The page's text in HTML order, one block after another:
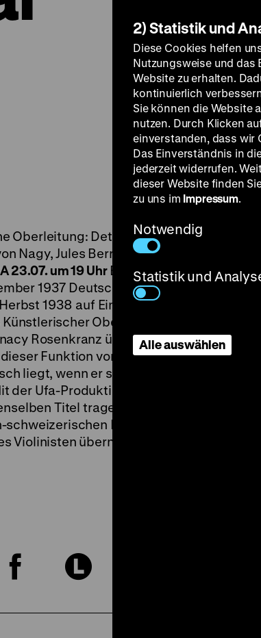
Oberleitung: Detlef Sierck, B:
Nagy, Jules Berry, George
23.07. um 19 UhrEine Rarität aus
1937 Deutschland verlässt,
1938 auf Einladung des
Oberleiter (aber
Rosenkranz über keinerlei
Funktion von sich reden
liegt, wenn er sich erinnert,
der Ufa-Produktion Schlußakkord
Titel tragen, sondern auch
Produktion
Violinisten übernimmt George
Zu
Zu
2) Statistik und
Diese Cookies helfen
Nutzungsweise und das
Website zu erhalten.
kontinuierlich
Sie können die Website
nutzen. Durch Klicken
einverstanden, dass wir
Das Einverständnis in
jederzeit widerrufen.
dieser Website finden
zu uns im Impressum.
Notwendig
Statistik und
Alle auswählen